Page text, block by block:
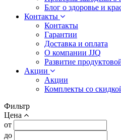
Блог о здоровье и
Контакты
Контакты
Гарантии
Доставка и оплата
О компании JJQ
Развитие
Акции
Акции
Комплекты со
Фильтр
Цена
от
до